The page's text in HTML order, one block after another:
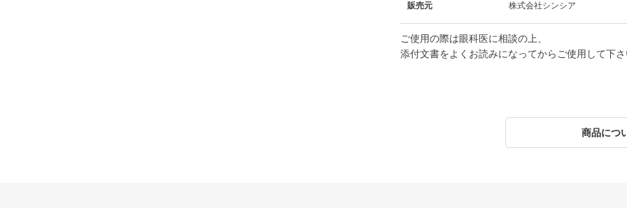
販売元 株式会社シンシア
ご使用の際は眼科医に相談の上、
添付文書をよくお読みになってからご使用して下さ
商品につ